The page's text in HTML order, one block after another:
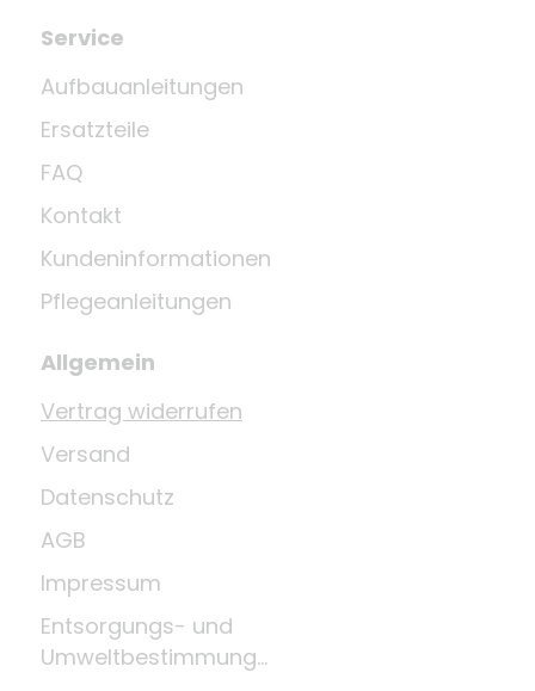
Service
Aufbauanleitungen
Ersatzteile
FAQ
Kontakt
Kundeninformationen
Pflegeanleitungen
Allgemein
Vertrag widerrufen
Versand
Datenschutz
AGB
Impressum
Entsorgungs- und
Umweltbestimmungen